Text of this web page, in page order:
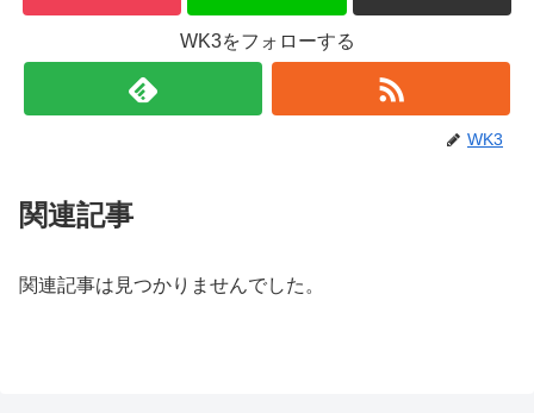
WK3をフォローする
WK3
関連記事
関連記事は見つかりませんでした。